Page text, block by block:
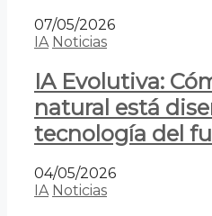
07/05/2026
IA Noticias
IA Evolutiva:
natural está
tecnología del
04/05/2026
IA Noticias